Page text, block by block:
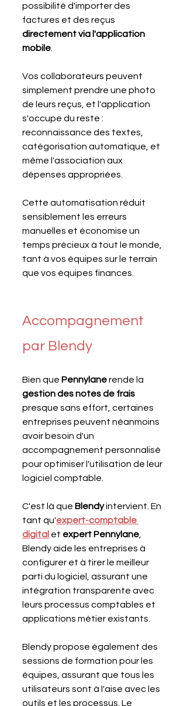
possibilité d'importer des
factures et des reçus
directement via l'application
mobile
Vos collaborateurs peuvent
simplement prendre une photo
de leurs reçus, et l'application
s'occupe du reste :
reconnaissance des textes,
catégorisation automatique, et
même l'association aux
dépenses appropriées.
Cette automatisation réduit
sensiblement les erreurs
manuelles et économise un
temps précieux à tout le monde,
tant à vos équipes sur le terrain
que vos équipes finances.
Accompagnement
par Blendy
Bien que Pennylane rende la
gestion des notes de frais
presque sans effort, certaines
entreprises peuvent néanmoins
avoir besoin d'un
accompagnement personnalisé
pour optimiser l'utilisation de leur
logiciel comptable.
C'est là que Blendy intervient. En
tant qu'expert-comptable
digital et expert Pennylane
Blendy aide les entreprises à
configurer et à tirer le meilleur
parti du logiciel, assurant une
intégration transparente avec
leurs processus comptables et
applications métier existants.
Blendy propose également des
sessions de formation pour les
équipes, assurant que tous les
utilisateurs sont à l'aise avec les
outils et les processus. Le